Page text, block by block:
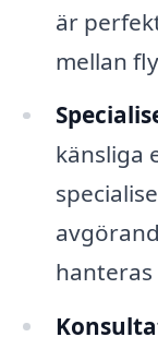
är
mellan
känsliga